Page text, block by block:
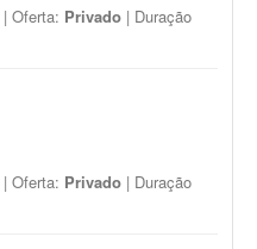
| Oferta: Privado | Duração
| Oferta: Privado | Duração